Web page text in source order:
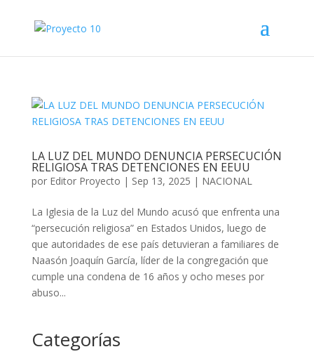
LA LUZ DEL MUNDO DENUNCIA PERSECUCIÓN
RELIGIOSA TRAS DETENCIONES EN EEUU
por Editor Proyecto | Sep 13, 2025 | NACIONAL
La Iglesia de la Luz del Mundo acusó que enfrenta una
“persecución religiosa” en Estados Unidos, luego de
que autoridades de ese país detuvieran a familiares de
Naasón Joaquín García, líder de la congregación que
cumple una condena de 16 años y ocho meses por
abuso...
Categorías